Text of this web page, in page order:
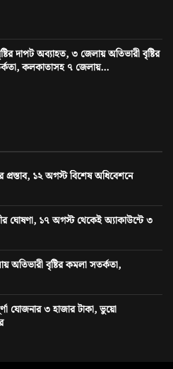
দাপট অব্যাহত, ৩ জেলায় অতিভারী বৃষ্টির
কলকাতাসহ ৭ জেলায়...
১২ অগস্ট বিশেষ অধিবেশনে
ঘোষণা, ১৭ অগস্ট থেকেই অ্যাকাউন্টে ৩
অতিভারী বৃষ্টির কমলা সতর্কতা,
যোজনার ৩ হাজার টাকা, ভুয়ো